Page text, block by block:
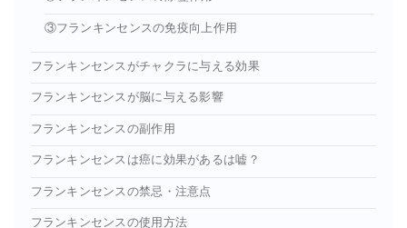
③フランキンセンスの免疫向上作用
フランキンセンスがチャクラに与える効果
フランキンセンスが脳に与える影響
フランキンセンスの副作用
フランキンセンスは癌に効果があるは嘘？
フランキンセンスの禁忌・注意点
フランキンセンスの使用方法